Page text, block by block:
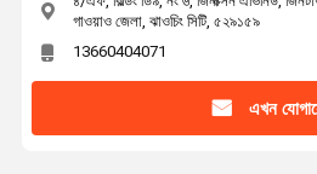
গাওয়াও জেলা, ঝাওচিং সিটি, ৫২৯১৫৯
13660404071
এখন